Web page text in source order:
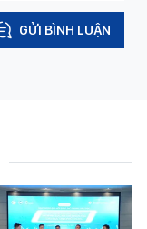
GỬI BÌNH LUẬN